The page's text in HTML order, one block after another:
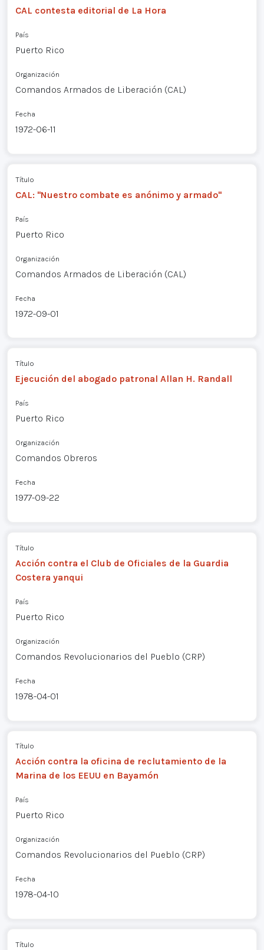
CAL contesta editorial de La Hora
País
Puerto Rico
Organización
Comandos Armados de Liberación (CAL)
Fecha
1972-06-11
Título
CAL: "Nuestro combate es anónimo y armado"
País
Puerto Rico
Organización
Comandos Armados de Liberación (CAL)
Fecha
1972-09-01
Título
Ejecución del abogado patronal Allan H. Randall
País
Puerto Rico
Organización
Comandos Obreros
Fecha
1977-09-22
Título
Acción contra el Club de Oficiales de la Guardia
Costera yanqui
País
Puerto Rico
Organización
Comandos Revolucionarios del Pueblo (CRP)
Fecha
1978-04-01
Título
Acción contra la oficina de reclutamiento de la
Marina de los EEUU en Bayamón
País
Puerto Rico
Organización
Comandos Revolucionarios del Pueblo (CRP)
Fecha
1978-04-10
Título